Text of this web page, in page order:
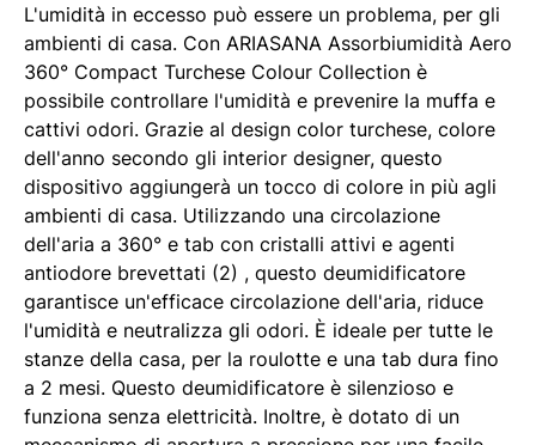
L'umidità in eccesso può essere un problema, per gli
ambienti di casa. Con ARIASANA Assorbiumidità Aero
360° Compact Turchese Colour Collection è
possibile controllare l'umidità e prevenire la muffa e
cattivi odori. Grazie al design color turchese, colore
dell'anno secondo gli interior designer, questo
dispositivo aggiungerà un tocco di colore in più agli
ambienti di casa. Utilizzando una circolazione
dell'aria a 360° e tab con cristalli attivi e agenti
antiodore brevettati (2) , questo deumidificatore
garantisce un'efficace circolazione dell'aria, riduce
l'umidità e neutralizza gli odori. È ideale per tutte le
stanze della casa, per la roulotte e una tab dura fino
a 2 mesi. Questo deumidificatore è silenzioso e
funziona senza elettricità. Inoltre, è dotato di un